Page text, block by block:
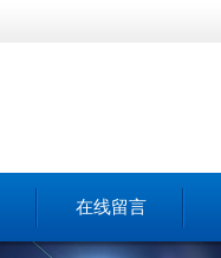
在线留言